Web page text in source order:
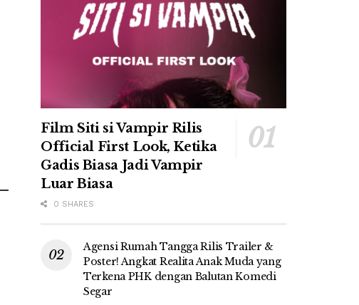
Film Siti si Vampir Rilis
Official First Look, Ketika
Gadis Biasa Jadi Vampir
Luar Biasa
0 SHARES
Agensi Rumah Tangga Rilis Trailer &
Poster! Angkat Realita Anak Muda yang
Terkena PHK dengan Balutan Komedi
Segar